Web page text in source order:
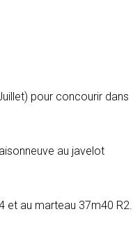
pour concourir dans
au javelot
et au marteau 37m40 R2.